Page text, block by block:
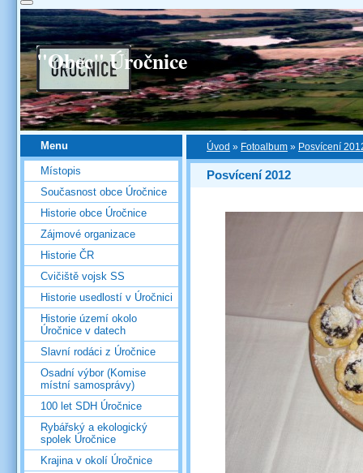
"Obec" Úročnice
Úvod » Fotoalbum » Posvícení
Posvícení 2012
Menu
Místopis
Současnost obce Úročnice
Historie obce Úročnice
Zájmové organizace
Historie ČR
Cvičiště vojsk SS
Historie usedlostí v Úročnici
Historie území okolo
Úročnice v datech
Slavní rodáci z Úročnice
Osadní výbor (Komise
místní samosprávy)
100 let SDH Úročnice
Rybářský a ekologický
spolek Úročnice
Krajina v okolí Úročnice